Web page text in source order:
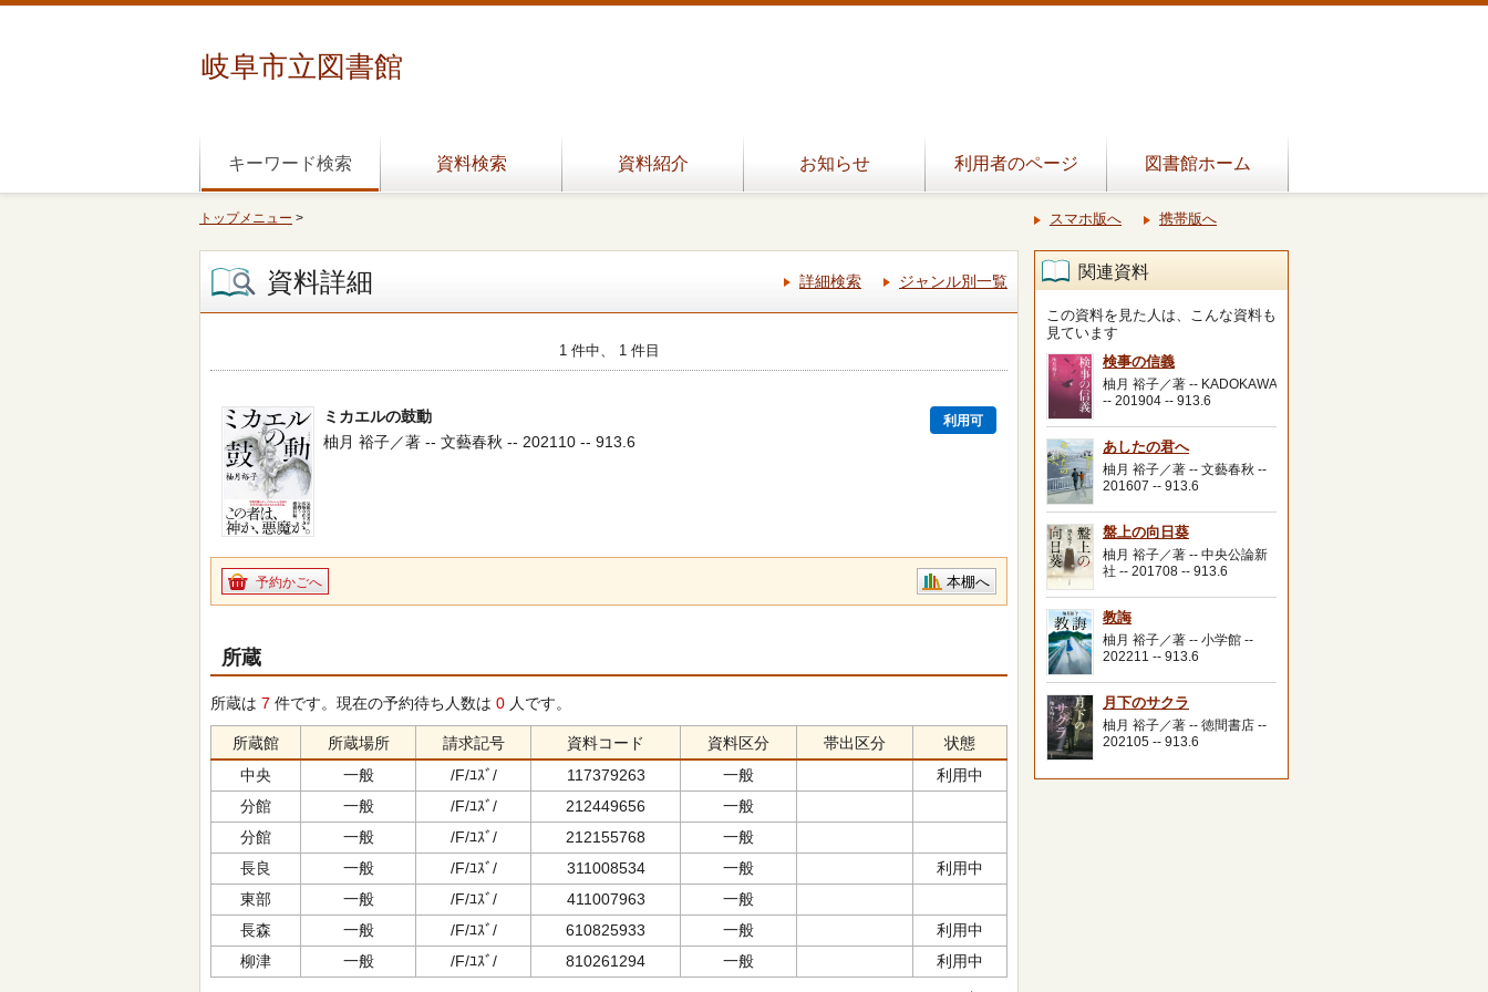
岐阜市立図書館
キーワード検索 資料検索 資料紹介 お知らせ 利用者のページ 図書館ホーム
トップメニュー > スマホ版へ 携帯版へ
資料詳細 詳細検索 ジャンル別一覧
1 件中、 1 件目
ミカエルの鼓動 利用可
柚月 裕子／著 -- 文藝春秋 -- 202110 -- 913.6
予約かごへ 本棚へ
所蔵
所蔵は 7 件です。現在の予約待ち人数は 0 人です。
所蔵館 所蔵場所 請求記号 資料コード 資料区分 帯出区分
状態
中央
一般 /F/ﾕｽﾞ/ 117379263 一般
利用中
分館
一般 /F/ﾕｽﾞ/ 212449656
一般
分館
一般 /F/ﾕｽﾞ/ 212155768
一般
長良
一般 /F/ﾕｽﾞ/ 311008534 一般
利用中
東部
一般 /F/ﾕｽﾞ/ 411007963
一般
長森
一般 /F/ﾕｽﾞ/ 610825933 一般
利用中
柳津
一般 /F/ﾕｽﾞ/ 810261294 一般 利用中
関連資料
この資料を見た人は、こんな資料も
見ています
検事の信義
柚月 裕子／著 -- KADOKAWA
-- 201904 -- 913.6
あしたの君へ
柚月 裕子／著 -- 文藝春秋 --
201607 -- 913.6
盤上の向日葵
柚月 裕子／著 -- 中央公論新
社 -- 201708 -- 913.6
教誨
柚月 裕子／著 -- 小学館 --
202211 -- 913.6
月下のサクラ
柚月 裕子／著 -- 徳間書店 --
202105 -- 913.6